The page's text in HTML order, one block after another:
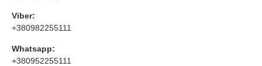
Viber:
+380982255111
Whatsapp:
+380952255111